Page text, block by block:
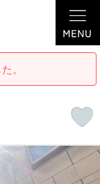
。